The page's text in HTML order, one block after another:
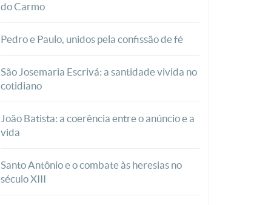
do Carmo
Pedro e Paulo, unidos pela confissão de fé
São Josemaria Escrivá: a santidade vivida no
cotidiano
João Batista: a coerência entre o anúncio e a
vida
Santo Antônio e o combate às heresias no
século XIII